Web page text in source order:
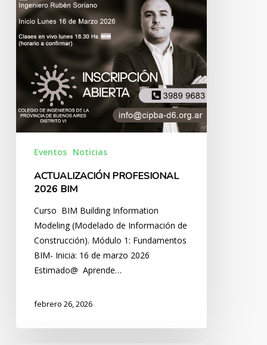
Eventos Noticias
ACTUALIZACIÓN PROFESIONAL
2026 BIM
Curso BIM Building Information
Modeling (Modelado de Información de
Construcción). Módulo 1: Fundamentos
BIM- Inicia: 16 de marzo 2026
Estimado@ Aprende…
febrero 26, 2026